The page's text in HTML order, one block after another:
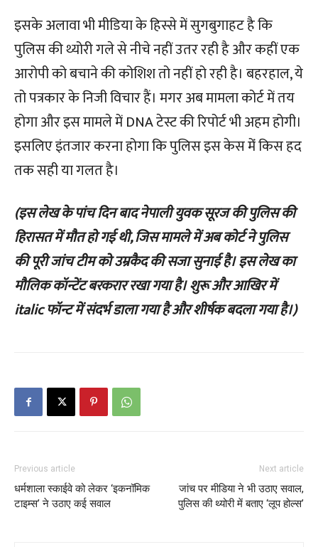
इसके अलावा भी मीडिया के हिस्से में सुगबुगाहट है कि
पुलिस की थ्योरी गले से नीचे नहीं उतर रही है और कहीं एक
आरोपी को बचाने की कोशिश तो नहीं हो रही है। बहरहाल, ये
तो पत्रकार के निजी विचार हैं। मगर अब मामला कोर्ट में तय
होगा और इस मामले में DNA टेस्ट की रिपोर्ट भी अहम होगी।
इसलिए इंतजार करना होगा कि पुलिस इस केस मेंं किस हद
तक सही या गलत है।
(इस लेख के पांच दिन बाद नेपाली युवक सूरज की पुलिस की
हिरासत में मौत हो गई थी, जिस मामले में अब कोर्ट ने पुलिस
की पूरी जांच टीम को उम्रकैद की सजा सुनाई है।इस लेख का
मौलिक कॉन्टेंट बरकरार रखा गया है। शुरू और आखिर में
italic फॉन्ट में संदर्भ डाला गया है और शीर्षक बदला गया है।)
Previous article
धर्मशाला स्काईवे को लेकर ‘इकनॉमिक
टाइम्स’ ने उठाए कई सवाल
Next article
जांच पर मीडिया ने भी उठाए सवाल,
पुलिस की थ्योरी में बताए ‘लूप होल्स’